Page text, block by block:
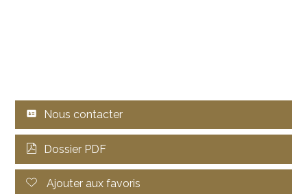
Nous contacter
Dossier PDF
Ajouter aux favoris